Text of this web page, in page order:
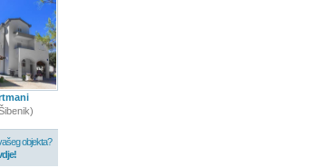
objekta?